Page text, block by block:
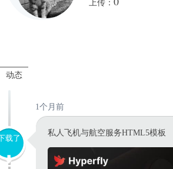
上传：
动态
1个月前
载了
私人飞机与航空服务HTML5模板